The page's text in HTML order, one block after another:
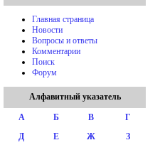
Главная страница
Новости
Вопросы и ответы
Комментарии
Поиск
Форум
Алфавитный указатель
А Б В
Г
Д
Е Ж
З